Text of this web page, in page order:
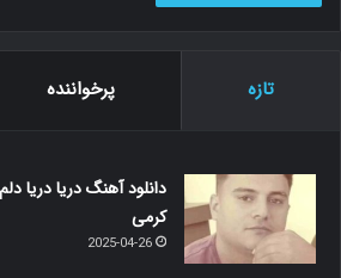
تازه پرخواننده
دانلود آهنگ دریا دریا
کرمی
2025-04-26